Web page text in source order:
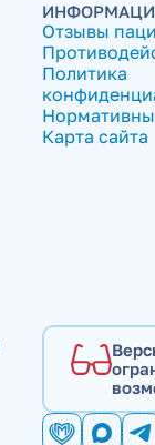
Отзывы
Политика
Карта сайта